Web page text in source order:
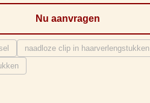
Nu aanvragen
naadloze clip in haarverlengstukken